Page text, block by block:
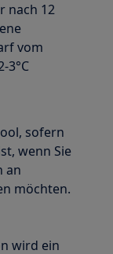
nach 12
vom
3°C
sofern
wenn Sie
an
möchten.
wird ein